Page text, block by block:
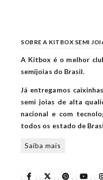
SOBRE A KITBOX SEMI
A Kitbox é o melhor
semijoias do Brasil.
Já entregamos
semi joias de alta
nacional e com
todos os estado de
Saiba mais